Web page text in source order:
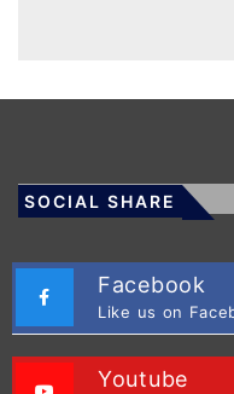
SOCIAL SHARE
Facebook
Like us on
Youtube